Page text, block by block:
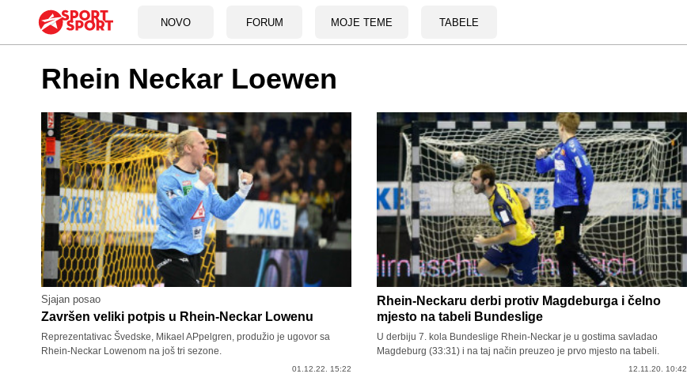
NOVO FORUM MOJE TEME TABELE
Rhein Neckar Loewen
Sjajan posao
Završen veliki potpis u Rhein-Neckar Lowenu
Reprezentativac Švedske, Mikael APpelgren, produžio je ugovor sa
Rhein-Neckar Lowenom na još tri sezone.
01.12.22. 15:22
Rhein-Neckaru derbi protiv Magdeburga i čelno
mjesto na tabeli Bundeslige
U derbiju 7. kola Bundeslige Rhein-Neckar je u gostima savladao
Magdeburg (33:31) i na taj način preuzeo je prvo mjesto na tabeli.
12.11.20. 10:42